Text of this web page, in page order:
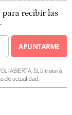
recibir las
APUNTARME
ABIERTA, SLU tratará
de actualidad.